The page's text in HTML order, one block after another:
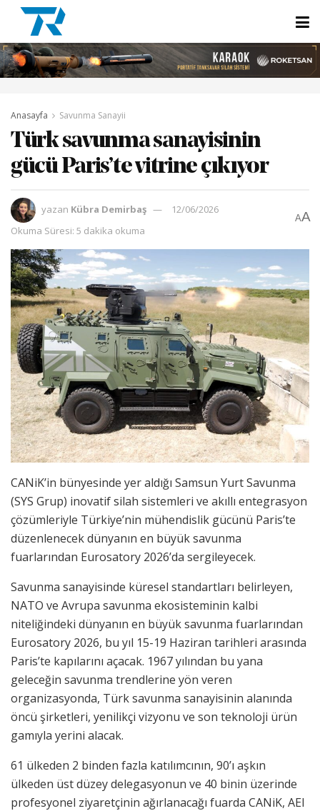
Anasayfa Savunma Sanayii
Türk savunma sanayisinin
gücü Paris’te vitrine çıkıyor
yazan Kübra Demirbaş
12/06/2026
Okuma Süresi: 5 dakika okuma
AA
CANiK’in bünyesinde yer aldığı Samsun Yurt Savunma
(SYS Grup) inovatif silah sistemleri ve akıllı entegrasyon
çözümleriyle Türkiye’nin mühendislik gücünü Paris’te
düzenlenecek dünyanın en büyük savunma
fuarlarından Eurosatory 2026’da sergileyecek.
Savunma sanayisinde küresel standartları belirleyen,
NATO ve Avrupa savunma ekosisteminin kalbi
niteliğindeki dünyanın en büyük savunma fuarlarından
Eurosatory 2026, bu yıl 15-19 Haziran tarihleri arasında
Paris’te kapılarını açacak. 1967 yılından bu yana
geleceğin savunma trendlerine yön veren
organizasyonda, Türk savunma sanayisinin alanında
öncü şirketleri, yenilikçi vizyonu ve son teknoloji ürün
gamıyla yerini alacak.
61 ülkeden 2 binden fazla katılımcının, 90’ı aşkın
ülkeden üst düzey delegasyonun ve 40 binin üzerinde
profesyonel ziyaretçinin ağırlanacağı fuarda CANiK, AEI